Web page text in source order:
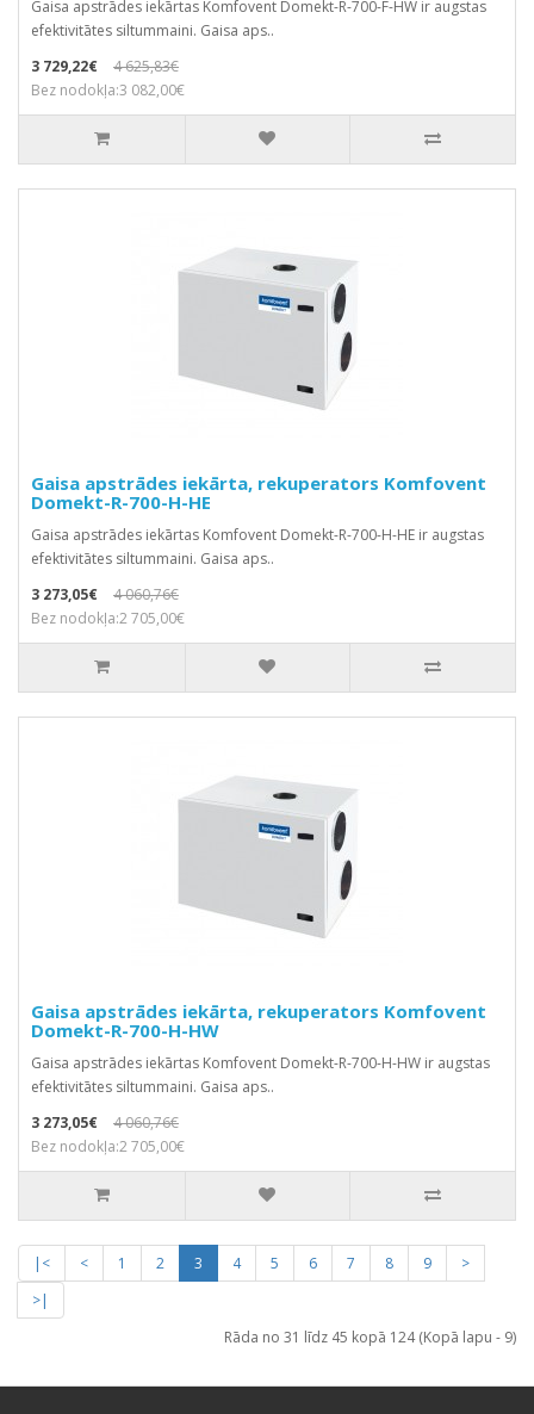
Gaisa apstrādes iekārtas Komfovent Domekt-R-700-F-HW ir augstas
efektivitātes siltummaini. Gaisa aps..
3 729,22€
4 625,83€
Bez nodokļa:3 082,00€
Gaisa apstrādes iekārta, rekuperators Komfovent
Domekt-R-700-H-HE
Gaisa apstrādes iekārtas Komfovent Domekt-R-700-H-HE ir augstas
efektivitātes siltummaini. Gaisa aps..
3 273,05€
4 060,76€
Bez nodokļa:2 705,00€
Gaisa apstrādes iekārta, rekuperators Komfovent
Domekt-R-700-H-HW
Gaisa apstrādes iekārtas Komfovent Domekt-R-700-H-HW ir augstas
efektivitātes siltummaini. Gaisa aps..
3 273,05€
4 060,76€
Bez nodokļa:2 705,00€
|< < 1 2 3 4 5 6 7 8 9
>
>|
Rāda no 31 līdz 45 kopā 124 (Kopā lapu - 9)